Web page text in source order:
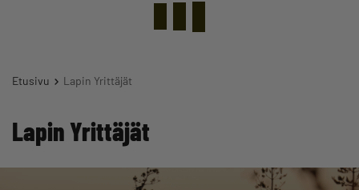
Etusivu Lapin Yrittäjät
Lapin Yrittäjät